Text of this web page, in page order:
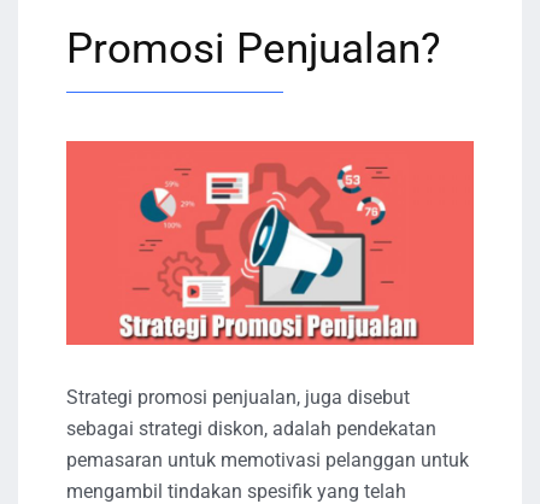
Promosi Penjualan?
Strategi promosi penjualan, juga disebut
sebagai strategi diskon, adalah pendekatan
pemasaran untuk memotivasi pelanggan untuk
mengambil tindakan spesifik yang telah